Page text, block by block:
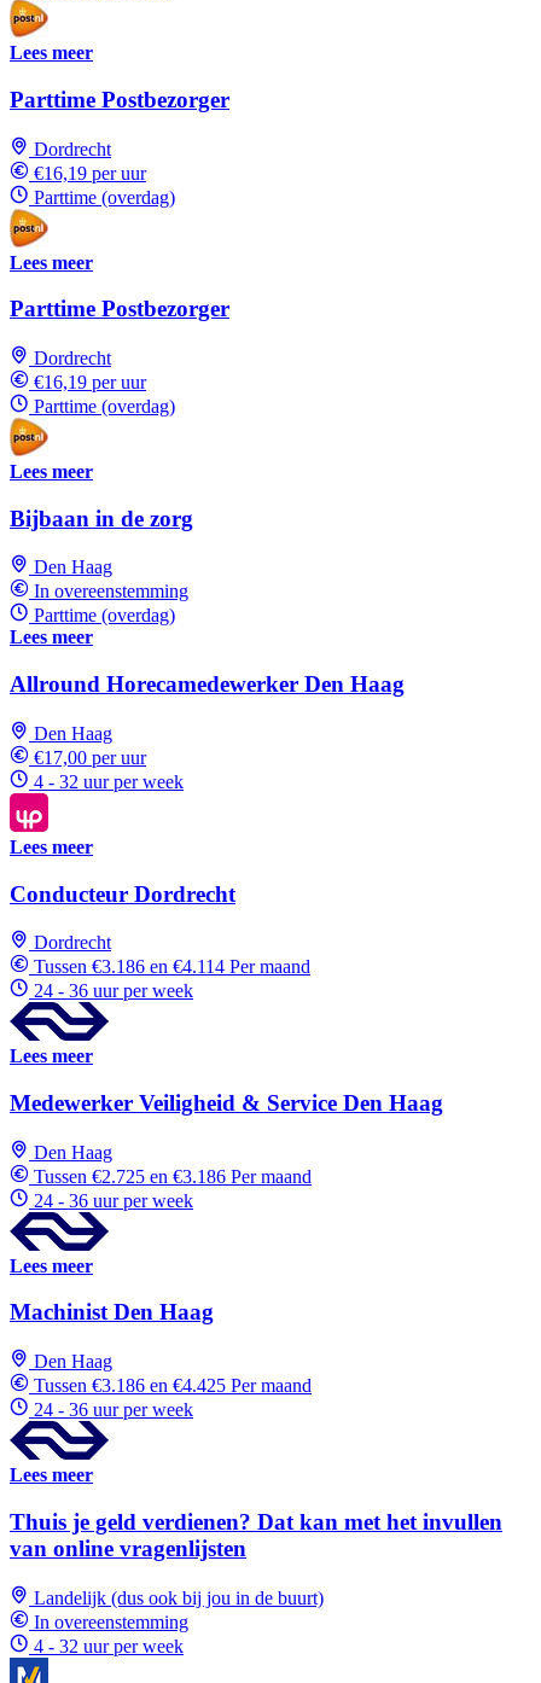
Lees meer
Parttime Postbezorger
Dordrecht
€16,19 per uur
Parttime (overdag)
Lees meer
Parttime Postbezorger
Dordrecht
€16,19 per uur
Parttime (overdag)
Lees meer
Bijbaan in de zorg
Den Haag
In overeenstemming
Parttime (overdag)
Lees meer
Allround Horecamedewerker Den Haag
Den Haag
€17,00 per uur
4 - 32 uur per week
Lees meer
Conducteur Dordrecht
Dordrecht
Tussen €3.186 en €4.114 Per maand
24 - 36 uur per week
Lees meer
Medewerker Veiligheid & Service Den Haag
Den Haag
Tussen €2.725 en €3.186 Per maand
24 - 36 uur per week
Lees meer
Machinist Den Haag
Den Haag
Tussen €3.186 en €4.425 Per maand
24 - 36 uur per week
Lees meer
Thuis je geld verdienen? Dat kan met het invullen
van online vragenlijsten
Landelijk (dus ook bij jou in de buurt)
In overeenstemming
4 - 32 uur per week